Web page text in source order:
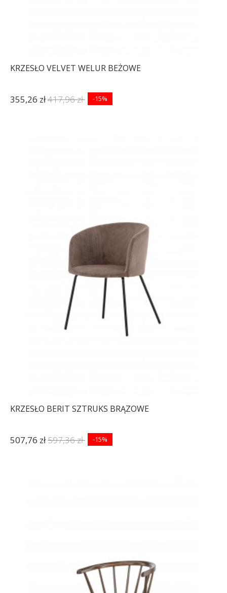
KRZESŁO VELVET WELUR BEŻOWE
355,26 zł417,96 zł -15%
KRZESŁO BERIT SZTRUKS BRĄZOWE
507,76 zł597,36 zł -15%